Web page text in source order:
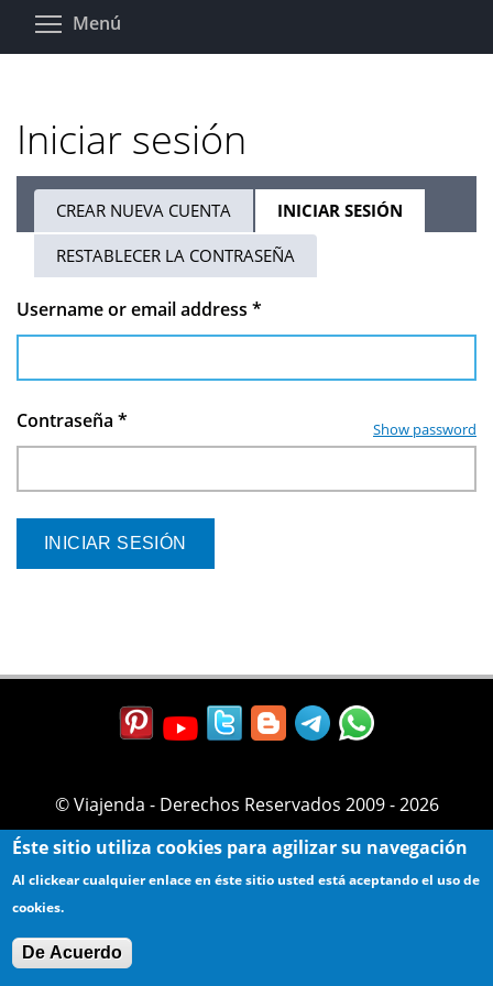
Pasar
Menú
Iniciar sesión
Solapas
principales
CREAR NUEVA CUENTA INICIAR SESIÓN
ACTIVA)
RESTABLECER LA CONTRASEÑA
Username or email address *
Contraseña * Show password
© Viajenda - Derechos Reservados 2009 - 2026
Éste sitio utiliza cookies para agilizar su navegación
Al clickear cualquier enlace en éste sitio usted está aceptando el uso de
cookies.
De Acuerdo